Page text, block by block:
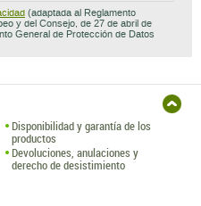
(adaptada al Reglamento
y del Consejo, de 27 de abril de
General de Protección de Datos
Disponibilidad y garantía de los
productos
Devoluciones, anulaciones y
derecho de desistimiento